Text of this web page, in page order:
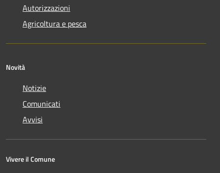
Autorizzazioni
Agricoltura e pesca
Novità
Notizie
Comunicati
Avvisi
Vivere il Comune